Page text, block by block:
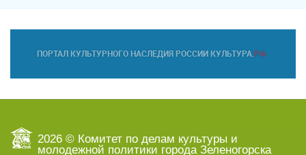
2026 © Комитет по делам культуры и
молодежной политики города Зеленогорска